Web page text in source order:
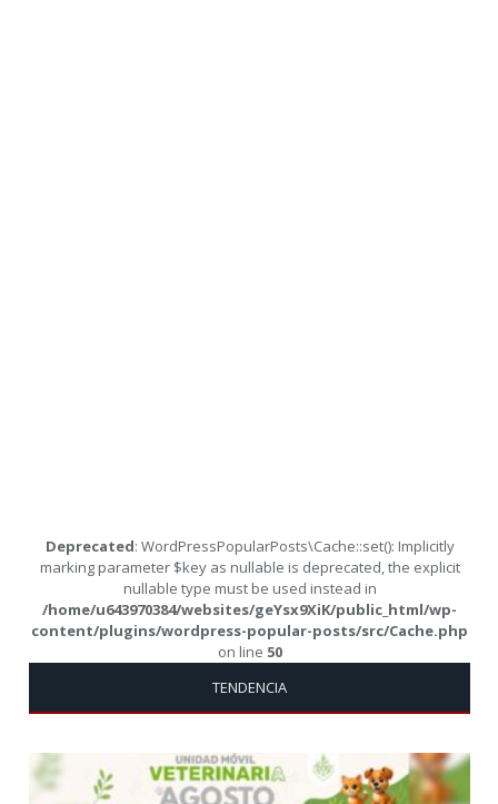
Deprecated: WordPressPopularPosts\Cache::set(): Implicitly
marking parameter $key as nullable is deprecated, the explicit
nullable type must be used instead in
/home/u643970384/websites/geYsx9XiK/public_html/wp-
content/plugins/wordpress-popular-posts/src/Cache.php
on line 50
TENDENCIA